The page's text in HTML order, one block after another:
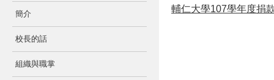
簡介
校長的話
組織與職掌
輔仁大學107學年度捐